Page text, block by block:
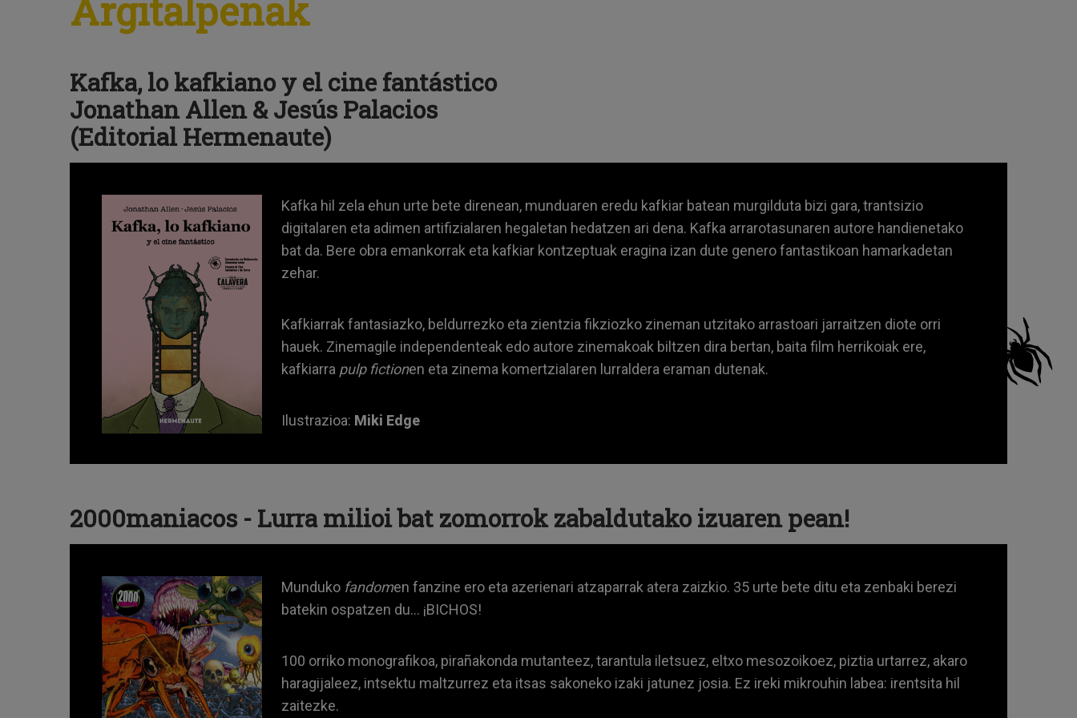
Argitalpenak
Kafka, lo kafkiano y el cine fantástico
Jonathan Allen & Jesús Palacios
(Editorial Hermenaute)
Kafka hil zela ehun urte bete direnean, munduaren eredu kafkiar batean murgilduta bizi gara, trantsizio
digitalaren eta adimen artifizialaren hegaletan hedatzen ari dena. Kafka arrarotasunaren autore handienetako
bat da. Bere obra emankorrak eta kafkiar kontzeptuak eragina izan dute genero fantastikoan hamarkadetan
zehar.
Kafkiarrak fantasiazko, beldurrezko eta zientzia fikziozko zineman utzitako arrastoari jarraitzen diote orri
hauek. Zinemagile independenteak edo autore zinemakoak biltzen dira bertan, baita film herrikoiak ere,
kafkiarra pulp fictionen eta zinema komertzialaren lurraldera eraman dutenak.
Ilustrazioa: Miki Edge
2000maniacos - Lurra milioi bat zomorrok zabaldutako izuaren pean!
Munduko fandomen fanzine ero eta azerienari atzaparrak atera zaizkio. 35 urte bete ditu eta zenbaki berezi
batekin ospatzen du... ¡BICHOS!
100 orriko monografikoa, pirañakonda mutanteez, tarantula iletsuez, eltxo mesozoikoez, piztia urtarrez, akaro
haragijaleez, intsektu maltzurrez eta itsas sakoneko izaki jatunez josia. Ez ireki mikrouhin labea: irentsita hil
zaitezke.